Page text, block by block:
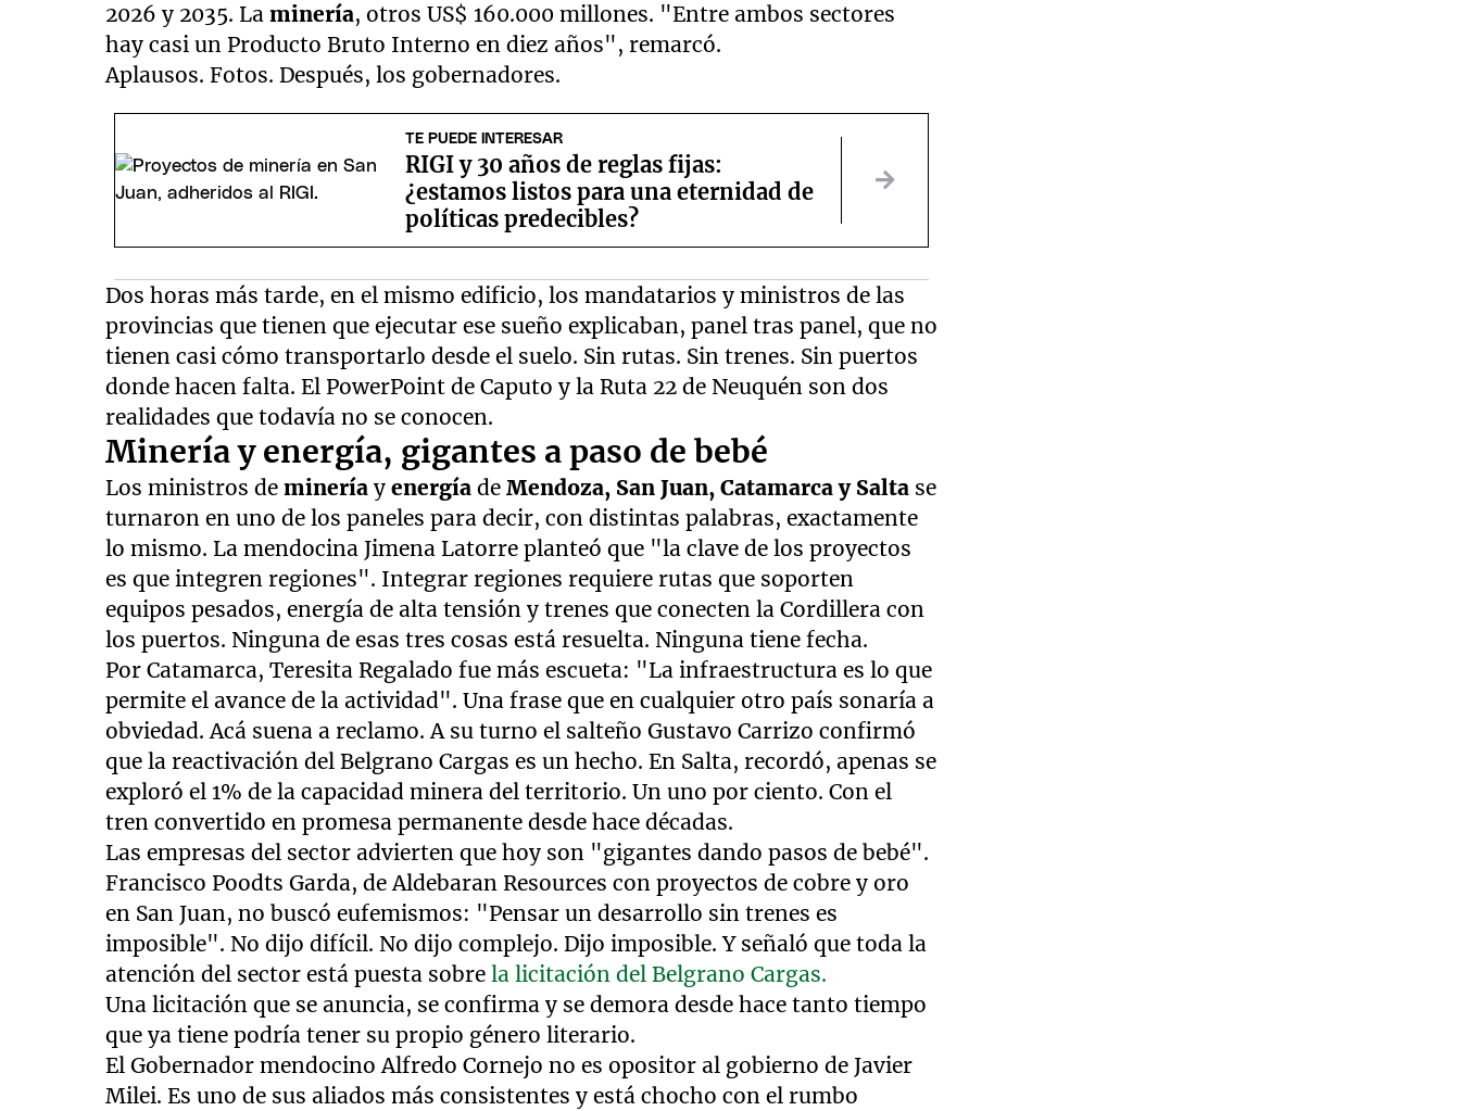
2026 y 2035. Laminería, otros US$ 160.000 millones. "Entre ambos sectores
hay casi un Producto Bruto Interno en diez años", remarcó.
Aplausos. Fotos. Después, los gobernadores.
TE PUEDE INTERESAR
RIGI y 30 años de reglas fijas:
¿estamos listos para una eternidad de
políticas predecibles?
Dos horas más tarde, en el mismo edificio, los mandatarios y ministros de las
provincias que tienen que ejecutar ese sueño explicaban, panel tras panel, que no
tienen casi cómo transportarlo desde el suelo. Sin rutas. Sin trenes. Sin puertos
donde hacen falta. El PowerPoint de Caputo y la Ruta 22 de Neuquén son dos
realidades que todavía no se conocen.
Minería y energía, gigantes a paso de bebé
Los ministros demineríayenergía deMendoza, San Juan, Catamarca y Salta se
turnaron en uno de los paneles para decir, con distintas palabras, exactamente
lo mismo. La mendocina Jimena Latorre planteó que "la clave de los proyectos
es que integren regiones". Integrar regiones requiere rutas que soporten
equipos pesados, energía de alta tensión y trenes que conecten la Cordillera con
los puertos. Ninguna de esas tres cosas está resuelta. Ninguna tiene fecha.
Por Catamarca, Teresita Regalado fue más escueta: "La infraestructura es lo que
permite el avance de la actividad". Una frase que en cualquier otro país sonaría a
obviedad. Acá suena a reclamo. A su turno el salteño Gustavo Carrizo confirmó
que la reactivación del Belgrano Cargas es un hecho. En Salta, recordó, apenas se
exploró el 1% de la capacidad minera del territorio. Un uno por ciento. Con el
tren convertido en promesa permanente desde hace décadas.
Las empresas del sector advierten que hoy son "gigantes dando pasos de bebé".
Francisco Poodts Garda, de Aldebaran Resources con proyectos de cobre y oro
en San Juan, no buscó eufemismos: "Pensar un desarrollo sin trenes es
imposible". No dijo difícil. No dijo complejo. Dijo imposible. Y señaló que toda la
atención del sector está puesta sobrela licitación del Belgrano Cargas.
Una licitación que se anuncia, se confirma y se demora desde hace tanto tiempo
que ya tiene podría tener su propio género literario.
El Gobernador mendocino Alfredo Cornejo no es opositor al gobierno de Javier
Milei. Es uno de sus aliados más consistentes y está chocho con el rumbo